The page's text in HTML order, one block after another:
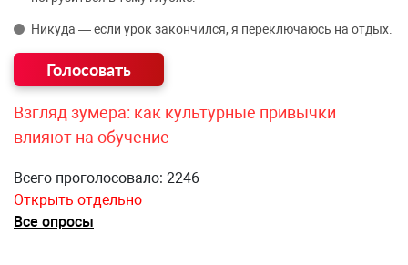
Никуда — если урок закончился, я переключаюсь на отдых.
Взгляд зумера: как культурные привычки
влияют на обучение
Всего проголосовало: 2246
Открыть отдельно
Все опросы